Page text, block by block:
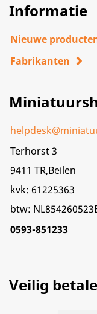
Informatie
Nieuwe
Fabrikanten
Terhorst 3
9411 TR,Beilen
kvk: 61225363
btw:
0593-851233
Veilig